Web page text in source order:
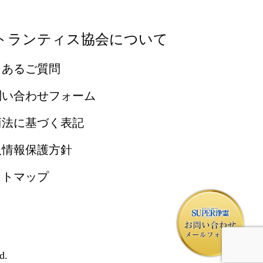
ランティス協会について
るご質問
合わせフォーム
に基づく表記
報保護方針
マップ